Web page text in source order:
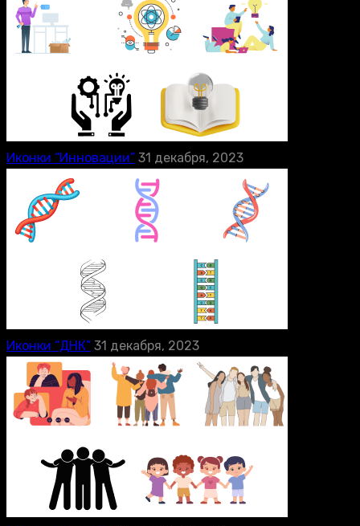
Иконки “Инновации” 31 декабря, 2023
Иконки “ДНК” 31 декабря, 2023